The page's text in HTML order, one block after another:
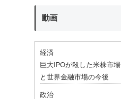
動画
経済
巨大IPOが殺した米株市場
と世界金融市場の今後
政治